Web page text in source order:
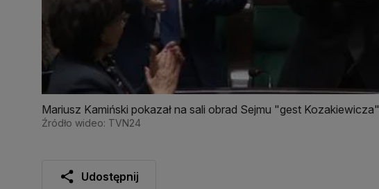
Mariusz Kamiński pokazał na sali obrad Sejmu "gest Kozakiewicza"
Źródło wideo: TVN24
Udostępnij